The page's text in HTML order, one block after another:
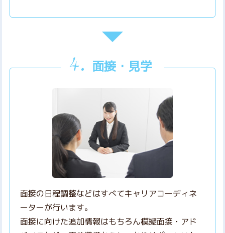
面接・見学
面接の日程調整などはすべてキャリアコーディネ
ーターが行います。
面接に向けた追加情報はもちろん模擬面接・アド